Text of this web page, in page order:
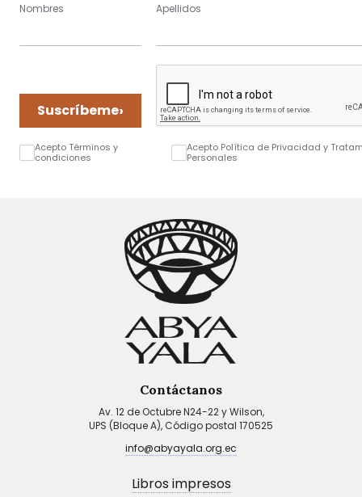
Nombres Apellidos
Suscríbeme›
Acepto Términos y
condiciones
Acepto Política de Privacidad y
Personales
Contáctanos
Av. 12 de Octubre N24-22 y Wilson,
UPS (Bloque A), Código postal 170525
info@abyayala.org.ec
Libros impresos